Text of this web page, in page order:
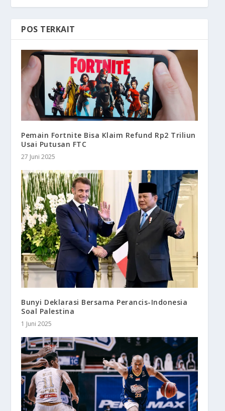
POS TERKAIT
Pemain Fortnite Bisa Klaim Refund Rp2 Triliun
Usai Putusan FTC
27 Juni 2025
Bunyi Deklarasi Bersama Perancis-Indonesia
Soal Palestina
1 Juni 2025